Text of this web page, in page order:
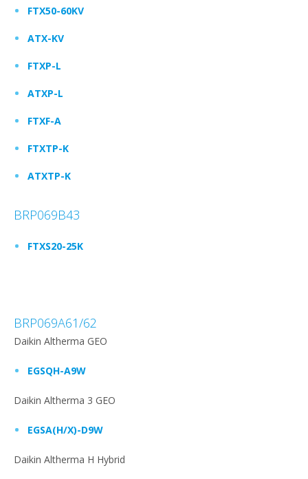
FTX50-60KV
ATX-KV
FTXP-L
ATXP-L
FTXF-A
FTXTP-K
ATXTP-K
BRP069B43
FTXS20-25K
BRP069A61/62
Daikin Altherma GEO
EGSQH-A9W
Daikin Altherma 3 GEO
EGSA(H/X)-D9W
Daikin Altherma H Hybrid